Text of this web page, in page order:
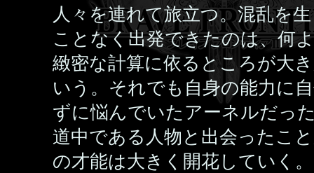
人々を連れて旅立つ。混乱を
ことなく出発できたのは、何
緻密な計算に依るところが大
いう。それでも自身の能力に
ずに悩んでいたアーネルだっ
道中である人物と出会ったこ
の才能は大きく開花していく。